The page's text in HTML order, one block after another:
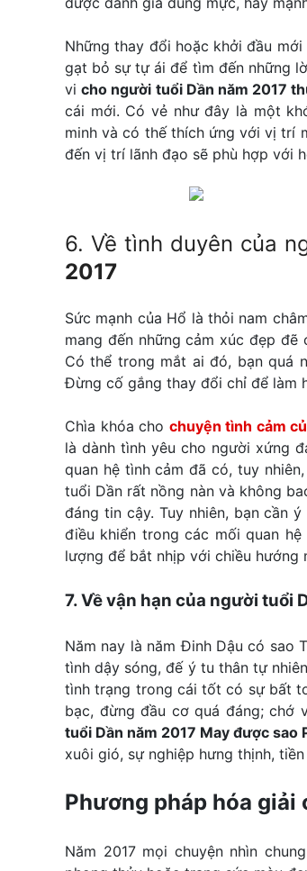
Những thay đổi hoặc khởi đầu
gạt bỏ sự tự ái để tìm đến những
vicho người tuổi Dần năm 2017
cái mới. Có vẻ như đây là một
minh và có thế thích ứng với vị trí
đến vị trí lãnh đạo sẽ phù hợp với
6. Về tình duyên của
2017
Sức mạnh của Hổ là thỏi nam
mang đến những cảm xúc đẹp
Có thể trong mắt ai đó, bạn quá
Đừng cố gắng thay đổi chỉ để làm
Chìa khóa cho chuyện tình cảm
là dành tình yêu cho người xứng
quan hệ tình cảm đã có, tuy
tuổi Dần rất nồng nàn và không
đáng tin cậy. Tuy nhiên, bạn cần
điều khiển trong các mối quan
lượng để bắt nhịp với chiều hướng
7. Về vận hạn của người tuổi
Năm nay là năm Đinh Dậu có sao
tình dậy sóng, đế ý tu thân tự
tình trạng trong cái tốt có sự bất
bạc, đừng đầu cơ quá đáng; chớ
tuổi Dần năm 2017 May được sao
xuôi gió, sự nghiệp hưng thịnh,
Phương pháp hóa giải
Năm 2017 mọi chuyện nhìn